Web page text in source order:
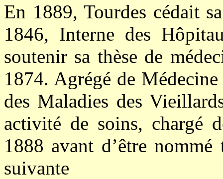
En 1889, Tourdes cédait
1846, Interne des
soutenir sa thèse de
1874. Agrégé de
des Maladies des
activité de soins, chargé
1888 avant d’être
suivante